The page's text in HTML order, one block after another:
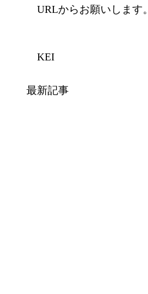
URLからお願いします。
KEI
最新記事